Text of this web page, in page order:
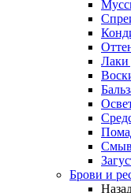
Лаки
Брови и